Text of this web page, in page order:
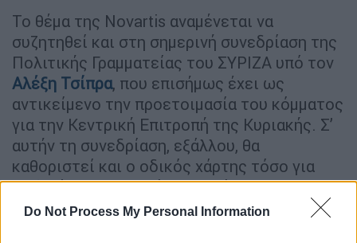
Do Not Process My Personal Information
Το θέμα της Novartis αναμένεται να
συζητηθεί και στη σημερινή συνεδρίαση της
Πολιτικής Γραμματείας του ΣΥΡΙΖΑ υπό τον
Αλέξη Τσίπρα, που επισήμως έχει ως
αντικείμενο την προετοιμασία του κόμματος
για την Κεντρική Επιτροπή της Κυριακής. Σ’
αυτήν τη συνεδρίαση, εξάλλου, θα
καθοριστεί και ο οδικός χάρτης τόσο για
τη διεύρυνση του κόμματος όσο και για τις
μαζικές εγγραφές νέων μελών.